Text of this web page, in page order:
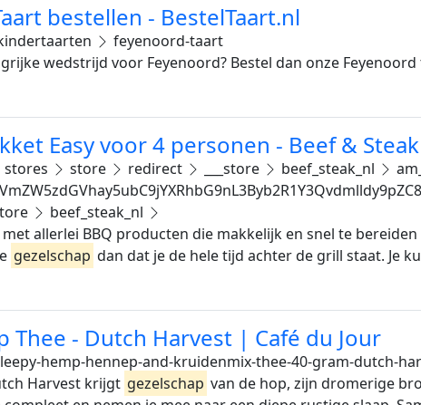
bestellen - BestelTaart.nl
feyenoord-taart
wedstrijd voor Feyenoord? Bestel dan onze
Easy voor 4 personen - Beef & Steak
stores store redirect ___store beef_steak_nl
beef_steak_nl
allerlei BBQ producten die makkelijk en snel te
gezelschap dan dat je de hele tijd achter de grill staat. Je
Thee - Dutch Harvest | Café du Jour
hemp-hennep-and-kruidenmix-thee-40-gram-dutch-
Harvest krijgt gezelschap van de hop, zijn dromerige